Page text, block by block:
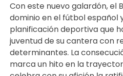
Con este nuevo galardón, el
dominio en el fútbol español
planificación deportiva que
juventud de su cantera con
determinantes. La
marca un hito en la